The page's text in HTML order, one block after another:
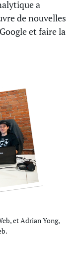
a
de nouvelles
et faire la
et Adrian Yong,